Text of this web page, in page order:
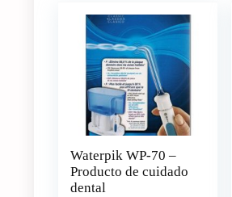
Waterpik WP-70 –
Producto de cuidado
dental